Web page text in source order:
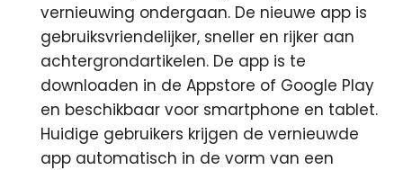
vernieuwing ondergaan. De nieuwe app is
gebruiksvriendelijker, sneller en rijker aan
achtergrondartikelen. De app is te
downloaden in de Appstore of Google Play
en beschikbaar voor smartphone en tablet.
Huidige gebruikers krijgen de vernieuwde
app automatisch in de vorm van een